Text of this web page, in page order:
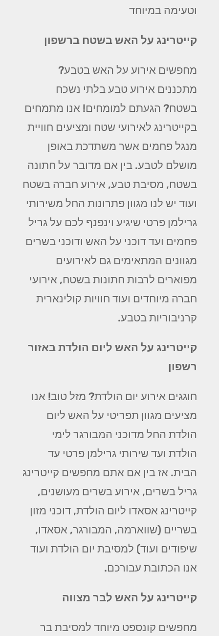
וטעימה במיוחד
קייטרינג על האש בשטח ברשפון
מחפשים אירוע על האש בטבע?
מתכננים אירוע טבע בלתי נשכח
בשטח? הגעתם למומחים! אנו מתמחים
בקייטרינג לאירועי שטח ומציעים חוויית
מנגל פחמים אשר משתדכת באופן
מושלם לטבע. בין אם מדובר על חתונה
בשטח, מסיבת טבע, אירוע חברה בשטח
ועוד יש לנו מגוון פתרונות החל משירותי
גרילמן פרטי שיגיע וינפנף לכם על גריל
פחמים ועד דוכני על האש ודוכני בשרים
מגוונים המתאימים גם לאירועים
מפוארים לרבות חתונות בשטח, אירועי
חברה מיוחדים ועוד חוויות קולינארית
קרניבוריות בטבע.
קייטרינג על האש ליום הולדת באזור
רשפון
חוגגים אירוע יום הולדת? מזל טוב! אנו
מציעים מגוון תפריטי על האש ליום
הולדת החל מדוכני המבורגר לימי
הולדת ועד שירותי גרילמן פרטי עד
הבית. אז בין אם אתם מחפשים קייטרינג
גריל בשרים, אירוע בשרים מעושנים,
קייטרינג אסאדו ליום הולדת, דוכני מזון
בשריים (שווארמה, המבורגר, אסאדו,
שיפודים ועוד) למסיבת יום הולדת ועוד
אנו הכתובת עבורכם.
קייטרינג על האש לבר מצווה
מחפשים קונספט מיוחד למסיבת בר